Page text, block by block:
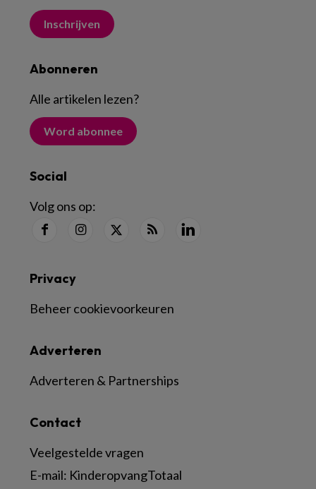
Inschrijven
Abonneren
Alle artikelen lezen?
Word abonnee
Social
Volg ons op:
Contact
Veelgestelde vragen
E-mail: KinderopvangTotaal
Adverteren
Adverteren & Partnerships
Privacy
Beheer cookievoorkeuren